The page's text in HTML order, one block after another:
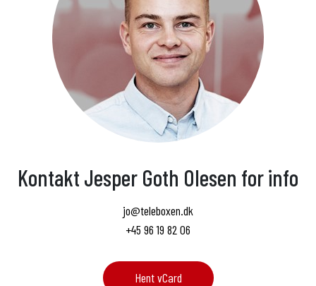
Kontakt Jesper Goth Olesen for info
jo@teleboxen.dk
+45 96 19 82 06
Hent vCard